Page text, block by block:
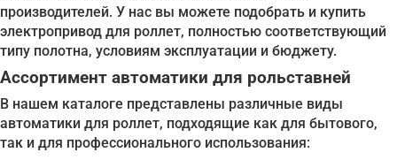
производителей. У нас вы можете подобрать и купить
электропривод для роллет, полностью соответствующий
типу полотна, условиям эксплуатации и бюджету.
Ассортимент автоматики для рольставней
В нашем каталоге представлены различные виды
автоматики для роллет, подходящие как для бытового,
так и для профессионального использования: